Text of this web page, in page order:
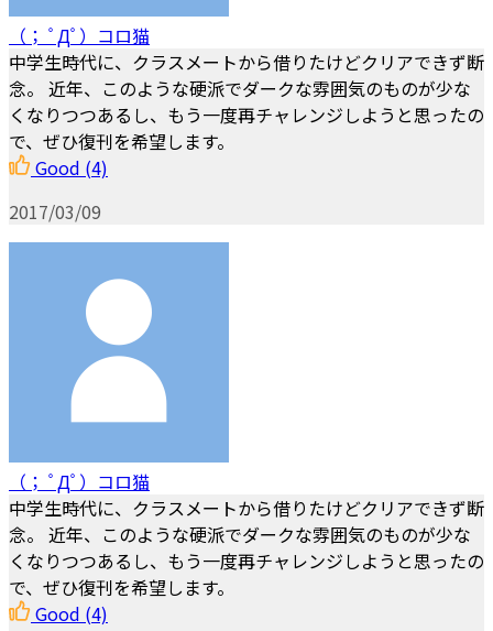
（； ﾟДﾟ）コロ猫
中学生時代に、クラスメートから借りたけどクリアできず断
念。 近年、このような硬派でダークな雰囲気のものが少な
くなりつつあるし、もう一度再チャレンジしようと思ったの
で、ぜひ復刊を希望します。
Good (4)
2017/03/09
（； ﾟДﾟ）コロ猫
中学生時代に、クラスメートから借りたけどクリアできず断
念。 近年、このような硬派でダークな雰囲気のものが少な
くなりつつあるし、もう一度再チャレンジしようと思ったの
で、ぜひ復刊を希望します。
Good (4)